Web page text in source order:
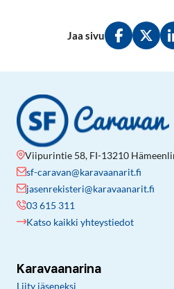
Jaa sivu
Jaa Jaa
Viipurintie 58, FI-13210
sf-caravan@karavaanarit.fi
jasenrekisteri@karavaanarit.fi
03 615 311
Katso kaikki yhteystiedot
Karavaanarina
Liity jäseneksi